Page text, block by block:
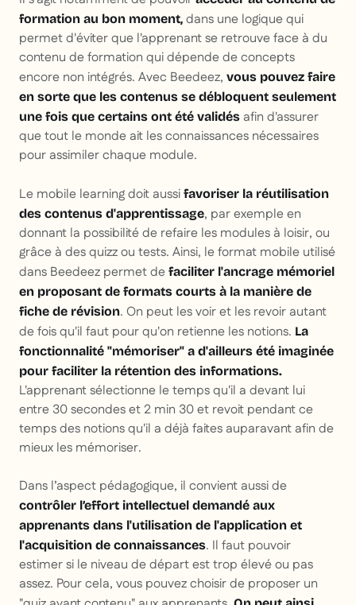
formation au bon moment, dans une logique qui
permet d'éviter que l'apprenant se retrouve face à du
contenu de formation qui dépende de concepts
encore non intégrés. Avec Beedeez, vous pouvez faire
en sorte que les contenus se débloquent seulement
une fois que certains ont été validés afin d'assurer
que tout le monde ait les connaissances nécessaires
pour assimiler chaque module.
Le mobile learning doit aussi favoriser la réutilisation
des contenus d'apprentissage, par exemple en
donnant la possibilité de refaire les modules à loisir, ou
grâce à des quizz ou tests. Ainsi, le format mobile utilisé
dans Beedeez permet de faciliter l'ancrage mémoriel
en proposant de formats courts à la manière de
fiche de révision. On peut les voir et les revoir autant
de fois qu'il faut pour qu'on retienne les notions. La
fonctionnalité "mémoriser" a d'ailleurs été imaginée
pour faciliter la rétention des informations.
L'apprenant sélectionne le temps qu'il a devant lui
entre 30 secondes et 2 min 30 et revoit pendant ce
temps des notions qu'il a déjà faites auparavant afin de
mieux les mémoriser.
Dans l’aspect pédagogique, il convient aussi de
contrôler l’effort intellectuel demandé aux
apprenants dans l'utilisation de l'application et
l'acquisition de connaissances. Il faut pouvoir
estimer si le niveau de départ est trop élevé ou pas
assez. Pour cela, vous pouvez choisir de proposer un